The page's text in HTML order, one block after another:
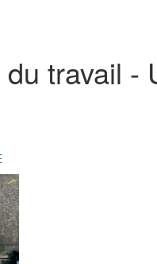
travail